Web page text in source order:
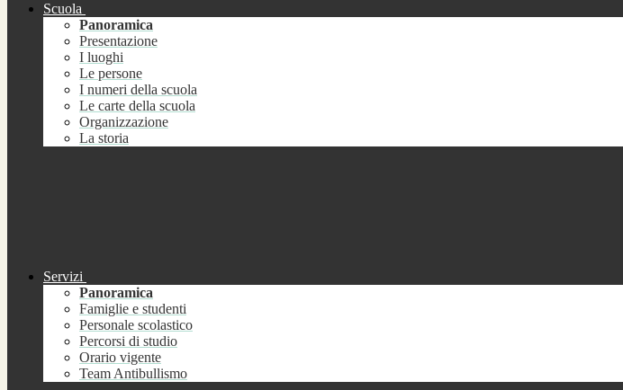
Scuola
Panoramica
Presentazione
I luoghi
Le persone
I numeri della scuola
Le carte della scuola
Organizzazione
La storia
Servizi
Panoramica
Famiglie e studenti
Personale scolastico
Percorsi di studio
Orario vigente
Team Antibullismo